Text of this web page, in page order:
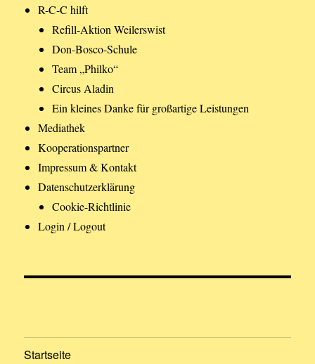
R-C-C hilft
Refill-Aktion Weilerswist
Don-Bosco-Schule
Team „Philko“
Circus Aladin
Ein kleines Danke für großartige Leistungen
Mediathek
Kooperationspartner
Impressum & Kontakt
Datenschutzerklärung
Cookie-Richtlinie
Login / Logout
Startseite